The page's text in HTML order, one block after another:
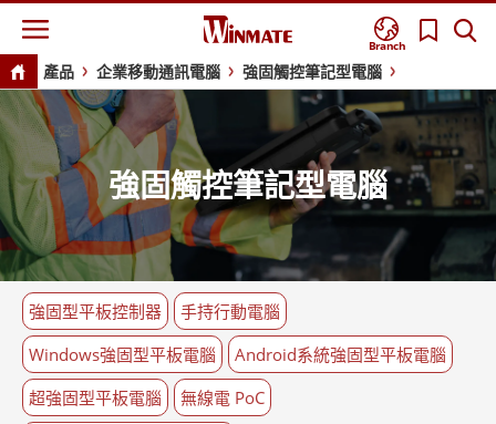
Branch
產品 企業移動通訊電腦 強固觸控筆記型電腦
強固觸控筆記型電腦
強固型平板控制器
手持行動電腦
Windows強固型平板電腦
Android系統強固型平板電腦
超強固型平板電腦
無線電 PoC